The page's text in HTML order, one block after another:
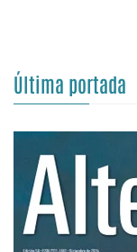
Última portada